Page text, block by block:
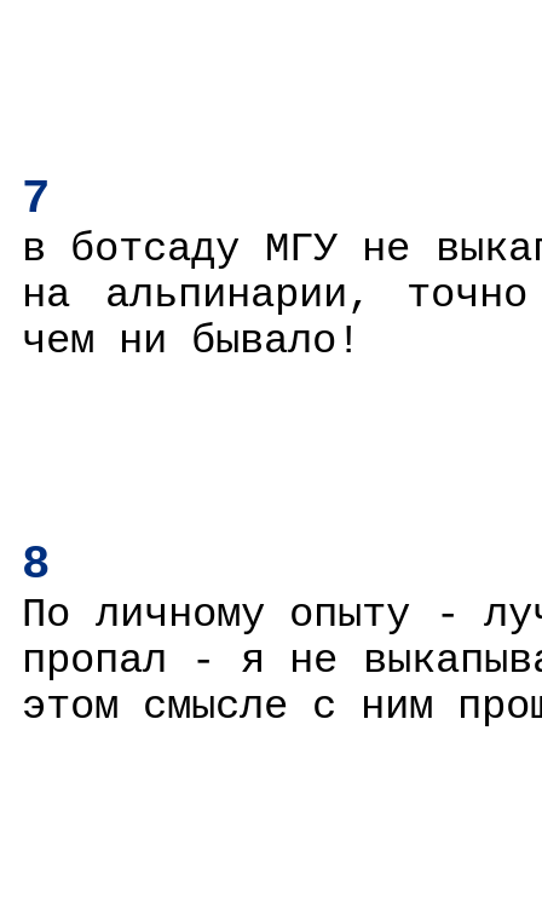
7
в ботсаду МГУ не
на альпинарии,
чем ни бывало!
8
По личному опыту -
пропал - я не
этом смысле с ним